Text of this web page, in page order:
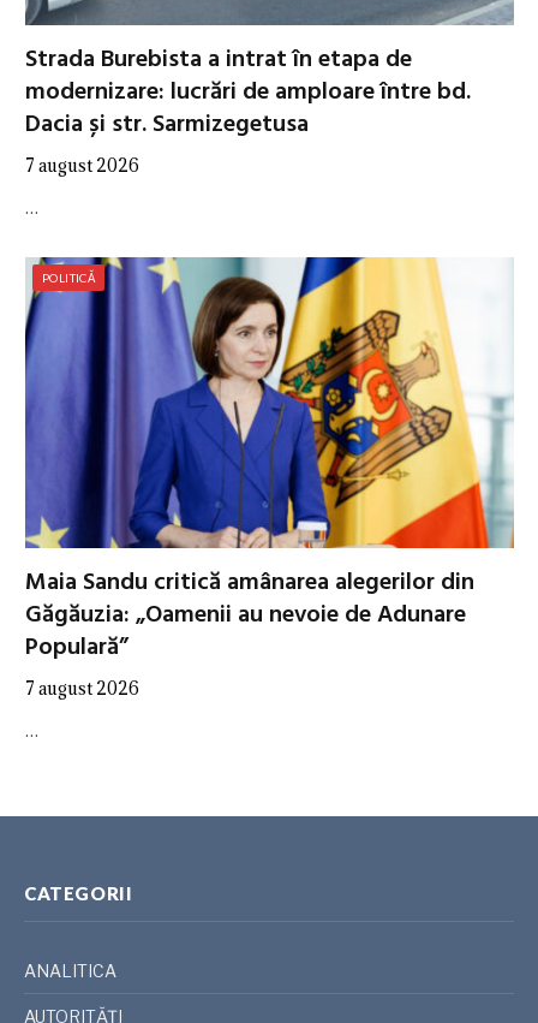
Strada Burebista a intrat în etapa de
modernizare: lucrări de amploare între bd.
Dacia și str. Sarmizegetusa
7 august 2026
…
POLITICĂ
Maia Sandu critică amânarea alegerilor din
Găgăuzia: „Oamenii au nevoie de Adunare
Populară”
7 august 2026
…
CATEGORII
ANALITICA
AUTORITĂȚI